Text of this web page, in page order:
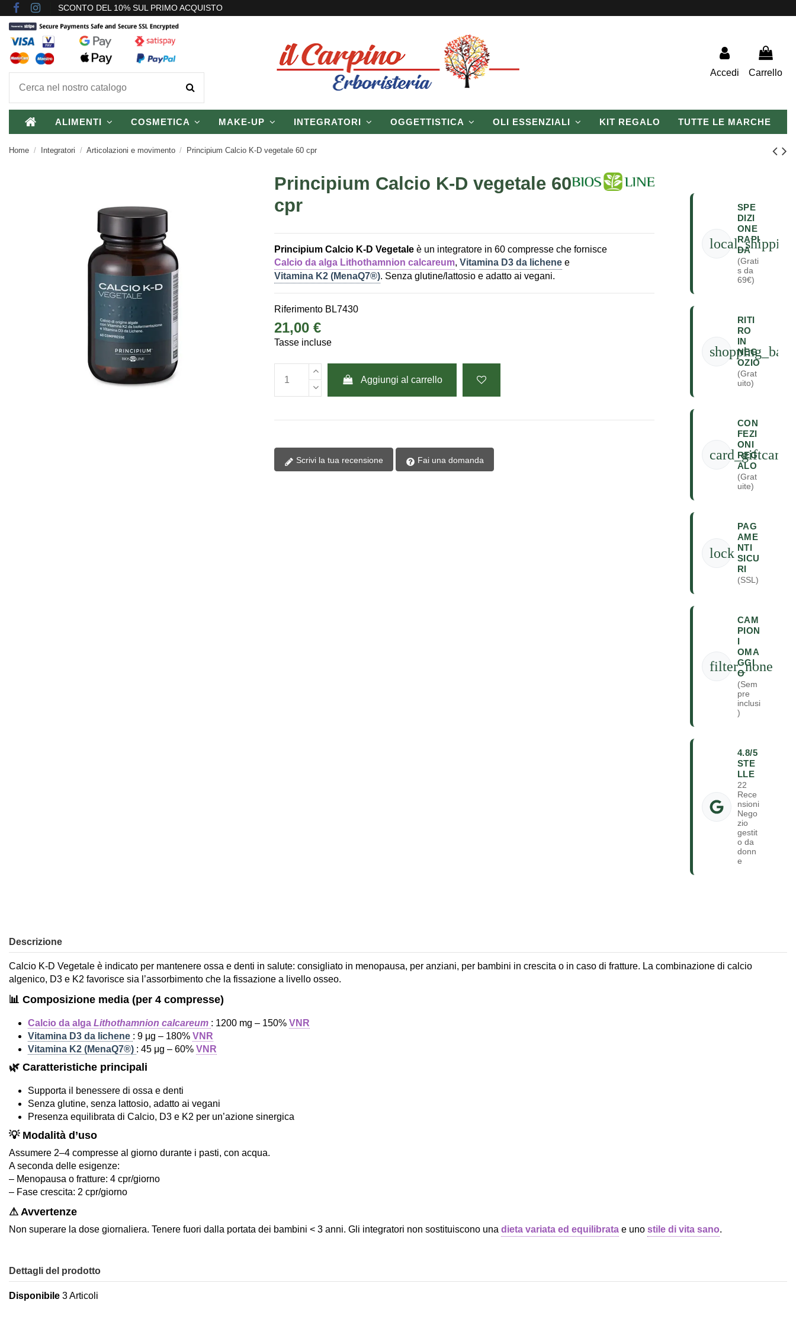
SCONTO DEL 10% SUL PRIMO ACQUISTO
Accedi Carrello
ALIMENTI COSMETICA MAKE-UP INTEGRATORI OGGETTISTICA OLI ESSENZIALI KIT REGALO TUTTE LE MARCHE
Home Integratori Articolazioni e movimento Principium Calcio K-D vegetale 60 cpr
Principium Calcio K-D vegetale 60
cpr
Principium Calcio K-D Vegetaleè un integratore in 60 compresse che fornisce
Calcio da alga Lithothamnion calcareum, Vitamina D3 da lichenee
Vitamina K2 (MenaQ7®). Senza glutine/lattosio e adatto ai vegani.
Riferimento BL7430
21,00 €
Tasse incluse
Aggiungi al carrello
Scrivi la tua recensione Fai una domanda
local_shipping
SPE
DIZI
ONE
RAPI
DA
(Grati
s da
69€)
shopping_bag
RITI
RO
IN
NEG
OZIO
(Grat
uito)
card_giftcard
CON
FEZI
ONI
REG
ALO
(Grat
uite)
lock
PAG
AME
NTI
SICU
RI
(SSL)
filter_none
CAM
PION
I
OMA
GGI
O
(Sem
pre
inclusi
)
4.8/5
STE
LLE
22
Rece
nsioni
Nego
zio
gestit
o da
donn
e
Descrizione
Calcio K-D Vegetale è indicato per mantenere ossa e denti in salute: consigliato in menopausa, per anziani, per bambini in crescita o in caso di fratture. La combinazione di calcio
algenico, D3 e K2 favorisce sia l’assorbimento che la fissazione a livello osseo.
📊 Composizione media (per 4 compresse)
Calcio da alga Lithothamnion calcareum : 1200 mg – 150% VNR
Vitamina D3 da lichene : 9 μg – 180% VNR
Vitamina K2 (MenaQ7®) : 45 μg – 60% VNR
🌿 Caratteristiche principali
Supporta il benessere di ossa e denti
Senza glutine, senza lattosio, adatto ai vegani
Presenza equilibrata di Calcio, D3 e K2 per un’azione sinergica
💡 Modalità d’uso
Assumere 2–4 compresse al giorno durante i pasti, con acqua.
A seconda delle esigenze:
– Menopausa o fratture: 4 cpr/giorno
– Fase crescita: 2 cpr/giorno
⚠ Avvertenze
Non superare la dose giornaliera. Tenere fuori dalla portata dei bambini < 3 anni. Gli integratori non sostituiscono una dieta variata ed equilibrata e uno stile di vita sano.
Dettagli del prodotto
Disponibile 3 Articoli